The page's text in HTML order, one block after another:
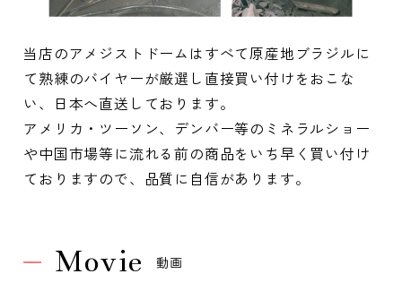
当店のアメジストドームはすべて原産地ブラジルに
て熟練のバイヤーが厳選し直接買い付けをおこな
い、日本へ直送しております。
アメリカ・ツーソン、デンバー等のミネラルショー
や中国市場等に流れる前の商品をいち早く買い付け
ておりますので、品質に自信があります。
Movie 動画